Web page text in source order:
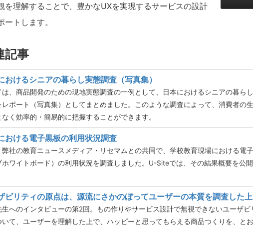
を理解することで、豊かなUXを実現するサービスの設計
ートします。
記事
おけるシニアの暮らし実態調査（写真集）
は、商品開発のための現地実態調査の一例として、日本におけるシニアの暮らし
レポート（写真集）としてまとめました。このような調査によって、消費者の
なく効率的・簡易的に把握することができます。
おける電子黒板の利用状況調査
弊社の教育ニュースメディア・リセマムとの共同で、学校教育現場における電
ホワイトボード）の利用状況を調査しました。U-Siteでは、その結果概要を公開
ビリティの原点は、源流にさかのぼってユーザーの本質を調査した
生へのインタビューの第2回。もの作りやサービス設計で無視できないユーザビ
いて、ユーザーを理解した上で、ハッピーと思ってもらえる商品つくりを、とお